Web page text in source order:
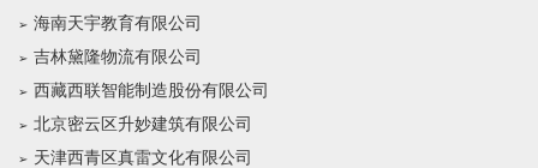
海南天宇教育有限公司
吉林黛隆物流有限公司
西藏西联智能制造股份有限公司
北京密云区升妙建筑有限公司
天津西青区真雷文化有限公司